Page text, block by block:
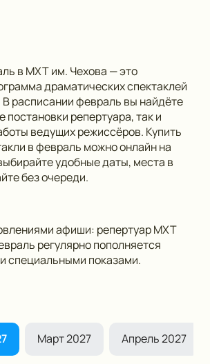
в МХТ им. Чехова — это
драматических спектаклей
расписании февраль вы найдёте
постановки репертуара, так и
ведущих режиссёров. Купить
в февраль можно онлайн на
удобные даты, места в
без очереди.
афиши: репертуар МХТ
регулярно пополняется
специальными показами.
Март 2027 Апрель 2027